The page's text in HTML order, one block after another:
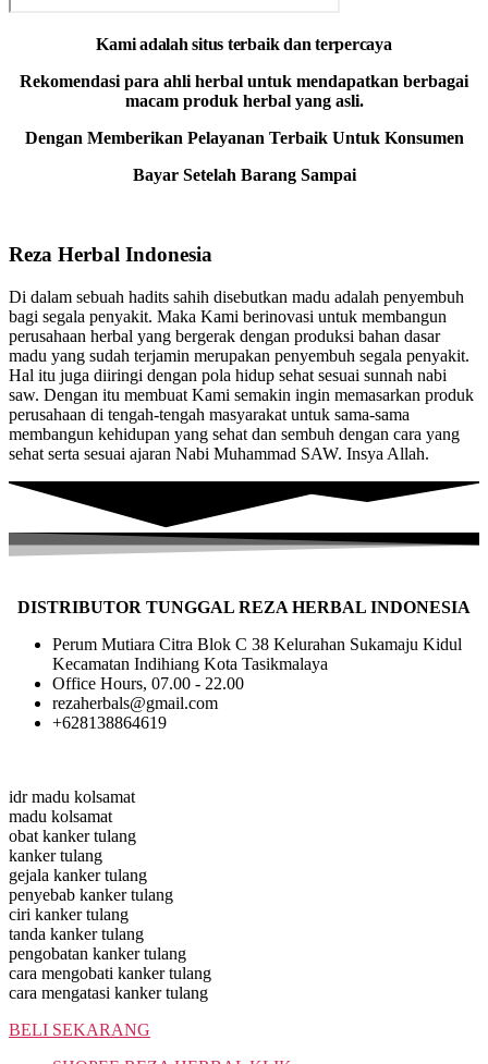
Kami adalah situs terbaik dan terpercaya
Rekomendasi para ahli herbal untuk mendapatkan berbagai
macam produk herbal yang asli.
Dengan Memberikan Pelayanan Terbaik Untuk Konsumen
Bayar Setelah Barang Sampai
Reza Herbal Indonesia
Di dalam sebuah hadits sahih disebutkan madu adalah penyembuh
bagi segala penyakit. Maka Kami berinovasi untuk membangun
perusahaan herbal yang bergerak dengan produksi bahan dasar
madu yang sudah terjamin merupakan penyembuh segala penyakit.
Hal itu juga diiringi dengan pola hidup sehat sesuai sunnah nabi
saw. Dengan itu membuat Kami semakin ingin memasarkan produk
perusahaan di tengah-tengah masyarakat untuk sama-sama
membangun kehidupan yang sehat dan sembuh dengan cara yang
sehat serta sesuai ajaran Nabi Muhammad SAW. Insya Allah.
DISTRIBUTOR TUNGGAL REZA HERBAL INDONESIA
Perum Mutiara Citra Blok C 38 Kelurahan Sukamaju Kidul
Kecamatan Indihiang Kota Tasikmalaya
Office Hours, 07.00 - 22.00
rezaherbals@gmail.com
+628138864619
idr madu kolsamat
madu kolsamat
obat kanker tulang
kanker tulang
gejala kanker tulang
penyebab kanker tulang
ciri kanker tulang
tanda kanker tulang
pengobatan kanker tulang
cara mengobati kanker tulang
cara mengatasi kanker tulang
BELI SEKARANG